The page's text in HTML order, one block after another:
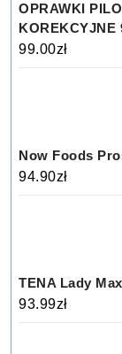
OPRAWKI
KOREKCYJNE
99.00zł
Now Foods
94.90zł
TENA Lady
93.99zł